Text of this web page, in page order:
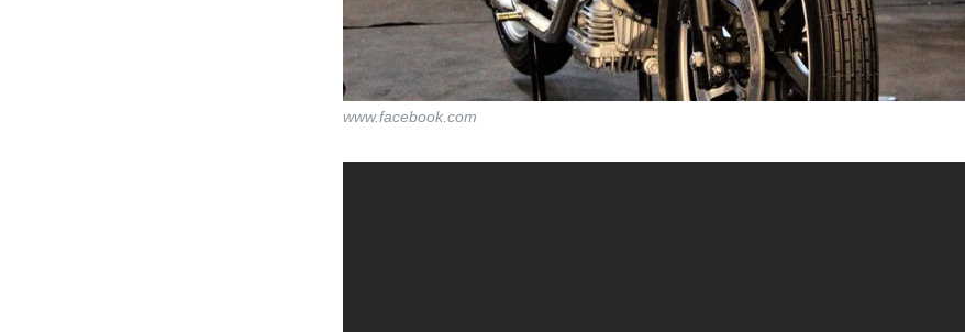
www.facebook.com